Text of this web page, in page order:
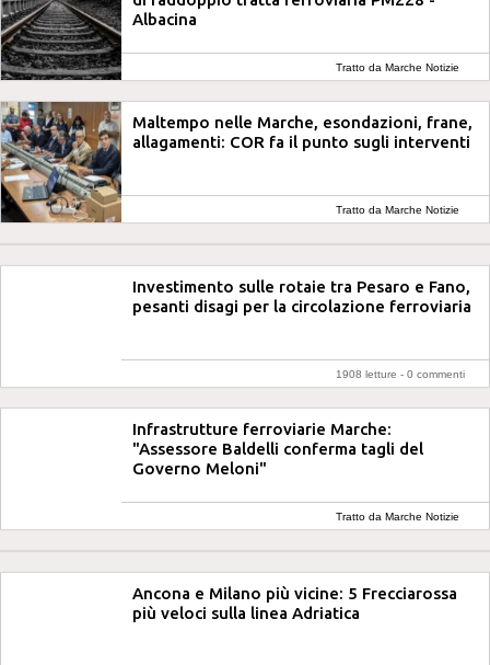
Albacina
Tratto da Marche Notizie
Maltempo nelle Marche, esondazioni, frane,
allagamenti: COR fa il punto sugli interventi
Tratto da Marche Notizie
Investimento sulle rotaie tra Pesaro e Fano,
pesanti disagi per la circolazione ferroviaria
1908 letture - 0 commenti
Infrastrutture ferroviarie Marche:
"Assessore Baldelli conferma tagli del
Governo Meloni"
Tratto da Marche Notizie
Ancona e Milano più vicine: 5 Frecciarossa
più veloci sulla linea Adriatica